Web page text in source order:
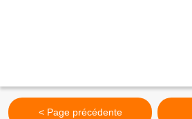
< Page précédente